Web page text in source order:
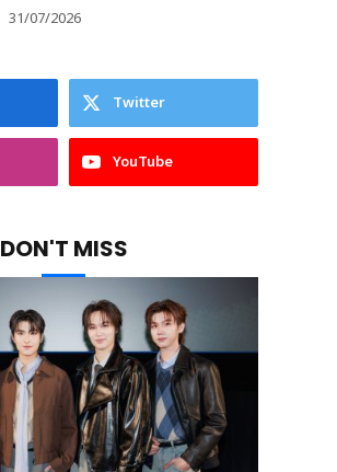
31/07/2026
Twitter
YouTube
DON'T MISS